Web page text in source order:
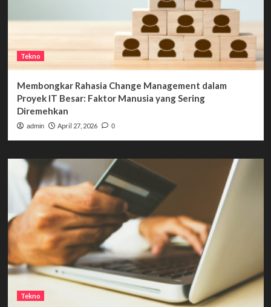
Tekno
Membongkar Rahasia Change Management dalam
Proyek IT Besar: Faktor Manusia yang Sering
Diremehkan
admin April 27, 2026 0
Tekno